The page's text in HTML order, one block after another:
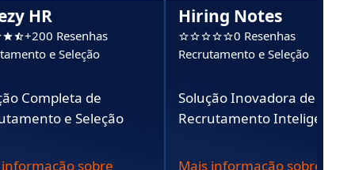
HR
+200 Resenhas
e Seleção
Completa de
e Seleção
sobre
Hiring Notes
0 Resenhas
Recrutamento e Seleção
Solução Inovadora de
Recrutamento Inteligente
Mais informação sobre